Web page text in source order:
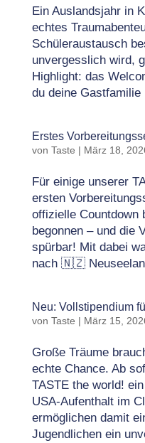
Ein Auslandsjahr in
echtes
Schüleraustausch
unvergesslich wird,
Highlight: das
du deine
Erstes
von Taste | März 18,
Für einige unserer
ersten
offizielle Countdown
begonnen – und die
spürbar! Mit dabei
nach 🇳🇿
Neu: Vollstipendium
von Taste | März 15,
Große Träume
echte Chance. Ab
TASTE the world!
USA-Aufenthalt im
ermöglichen damit
Jugendlichen ein